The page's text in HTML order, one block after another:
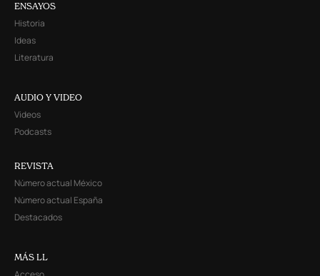
ENSAYOS
Historia
Ideas
Literatura
AUDIO Y VIDEO
Videos
Podcasts
REVISTA
Número actual México
Número actual España
Destacados
MÁS LL